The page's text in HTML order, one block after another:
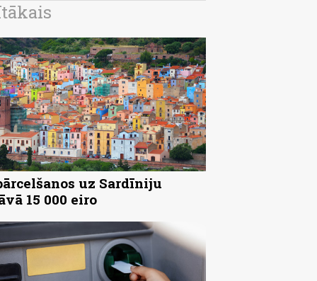
uz Sardīniju
15 000 eiro